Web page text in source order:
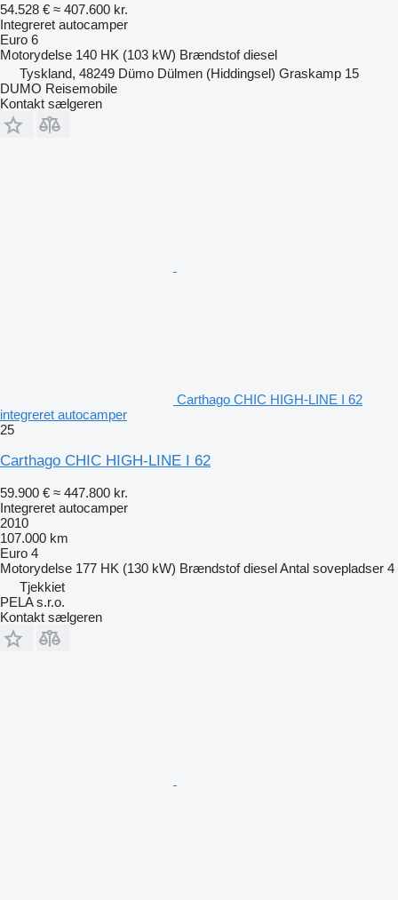
54.528 € ≈ 407.600 kr.
Integreret autocamper
Euro 6
Motorydelse 140 HK (103 kW) Brændstof diesel
Tyskland, 48249 Dümo Dülmen (Hiddingsel) Graskamp 15
DUMO Reisemobile
Kontakt sælgeren
Carthago CHIC HIGH-LINE I 62
integreret autocamper
25
Carthago CHIC HIGH-LINE I 62
59.900 € ≈ 447.800 kr.
Integreret autocamper
2010
107.000 km
Euro 4
Motorydelse 177 HK (130 kW) Brændstof dieselAntal sovepladser 4
Tjekkiet
PELA s.r.o.
Kontakt sælgeren